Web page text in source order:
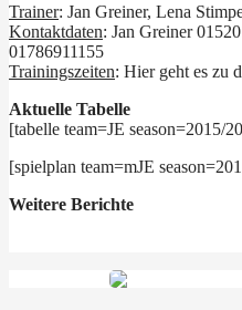
Trainer: Jan Greiner, Lena
Kontaktdaten: Jan Greiner
01786911155
Trainingszeiten: Hier geht es zu
Aktuelle Tabelle
[tabelle team=JE season=2015/
[spielplan team=mJE
Weitere Berichte